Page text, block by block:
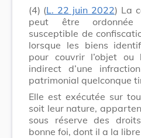
(4) (L. 22 juin 2022) La
peut être ordonnée
susceptible de
lorsque les biens
pour couvrir l’objet
indirect d’une
patrimonial quelconque
Elle est exécutée sur
soit leur nature,
sous réserve des
bonne foi, dont il a la